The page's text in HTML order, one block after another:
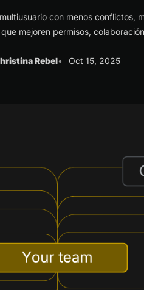
con menos conflictos,
mejoren permisos,
Rebel Oct 15, 2025